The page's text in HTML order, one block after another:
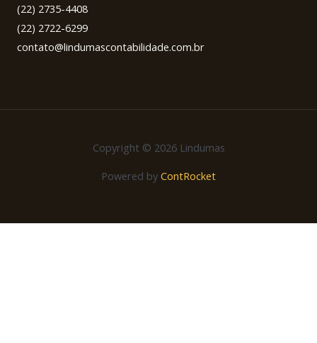
(22) 2735-4408
(22) 2722-6299
contato@lindumascontabilidade.com.br
Copyright © 2026 Lindumas
Powered by ContRocket